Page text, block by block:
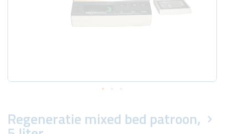
Regeneratie mixed bed patroon,
het
begin